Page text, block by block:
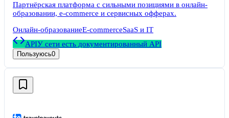
Партнёрская платформа с сильными позициями в онлайн-
образовании, e-commerce и сервисных офферах.
Онлайн-образованиеE-commerceSaaS и IT
APIУ сети есть документированный API
Пользуюсь0